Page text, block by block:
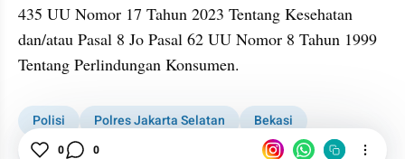
435 UU Nomor 17 Tahun 2023 Tentang Kesehatan
dan/atau Pasal 8 Jo Pasal 62 UU Nomor 8 Tahun 1999
Tentang Perlindungan Konsumen.
Polisi Polres Jakarta Selatan
Bekasi
Kosmetik Ilegal
0 0